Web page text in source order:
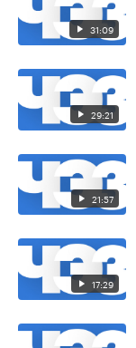
31:09
29:21
21:57
17:29